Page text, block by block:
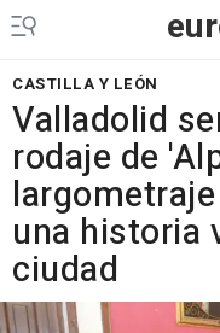
CASTILLA Y LEÓN
Valladolid
rodaje de
una historia
ciudad